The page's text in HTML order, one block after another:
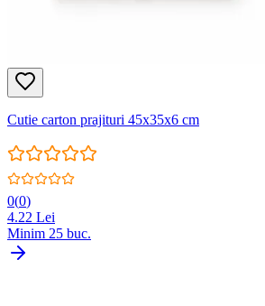
Cutie carton prajituri 45x35x6 cm
0(0)
4.22 Lei
Minim 25 buc.